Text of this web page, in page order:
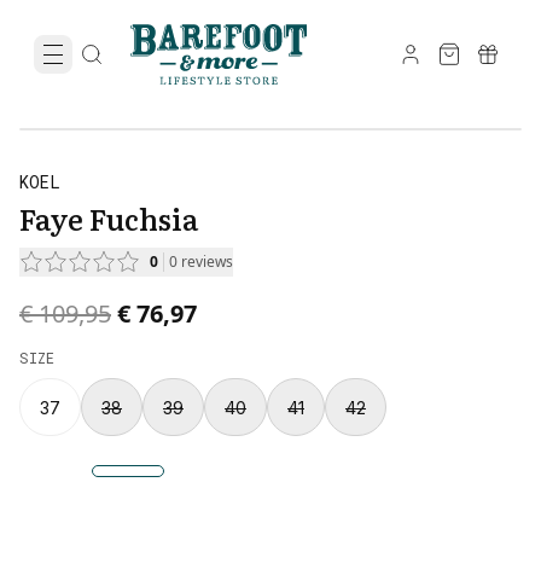
KOEL
Faye Fuchsia
0 0 reviews
Original price was € 109,95.
€ 109,95Current price is € 76,97.
€ 76,97
SIZE
37 38 39 40 41 42